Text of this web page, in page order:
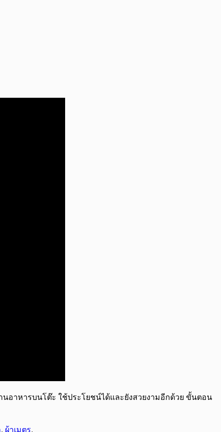
อาหารบนโต๊ะ ใช้ประโยชน์ได้และยังสวยงามอีกด้วย ขั้นตอน
, ผ้าเมตร.